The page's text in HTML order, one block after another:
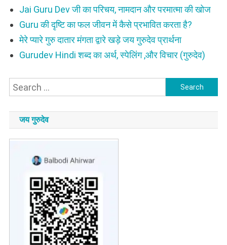
Jai Guru Dev जी का परिचय, नामदान और परमात्मा की खोज
Guru की दृष्टि का फल जीवन में कैसे प्रभावित करता है?
मेरे प्यारे गुरु दातार मंगता द्वारे खड़े जय गुरुदेव प्रार्थना
Gurudev Hindi शब्द का अर्थ, स्पेलिंग ,और विचार (गुरुदेव)
Search
जय गुरुदेव